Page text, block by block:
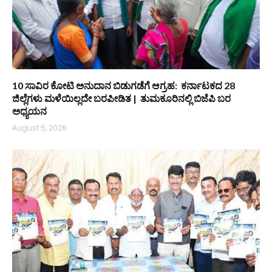
10 ಸಾವಿರ ಕೋಟಿ ಅನುದಾನ ಬಿಡುಗಡೆಗೆ ಆಗ್ರಹ: ಕರ್ನಾಟಕದ 28
ಜಿಲ್ಲೆಗಳು ಮಳೆಯಿಲ್ಲದೇ ಬರಪೀಡಿತ | ತುಮಕೂರಿನಲ್ಲಿ ಬಿಜೆಪಿ ಬರ
ಅಧ್ಯಯನ
August 5, 2026